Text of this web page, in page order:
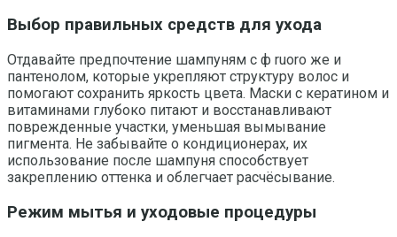
Выбор правильных средств для ухода
Отдавайте предпочтение шампуням с ф ruoro же и
пантенолом, которые укрепляют структуру волос и
помогают сохранить яркость цвета. Маски с кератином и
витаминами глубоко питают и восстанавливают
поврежденные участки, уменьшая вымывание
пигмента. Не забывайте о кондиционерах, их
использование после шампуня способствует
закреплению оттенка и облегчает расчёсывание.
Режим мытья и уходовые процедуры